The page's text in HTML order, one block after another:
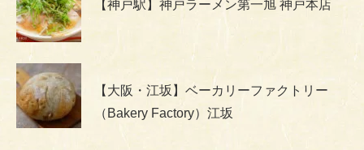
【神戸駅】神戸ラーメン第一旭 神戸本店
【大阪・江坂】ベーカリーファクトリー
（Bakery Factory）江坂